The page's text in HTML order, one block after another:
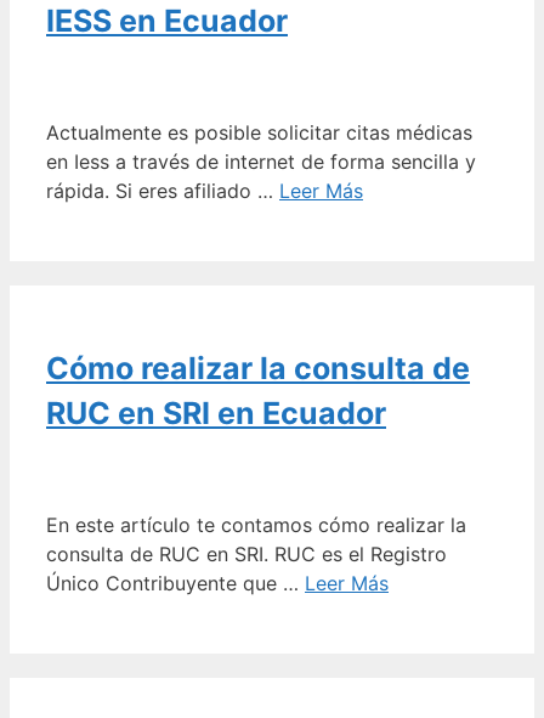
IESS en Ecuador
Actualmente es posible solicitar citas médicas
en Iess a través de internet de forma sencilla y
rápida. Si eres afiliado … Leer Más
Cómo realizar la consulta de
RUC en SRI en Ecuador
En este artículo te contamos cómo realizar la
consulta de RUC en SRI. RUC es el Registro
Único Contribuyente que … Leer Más